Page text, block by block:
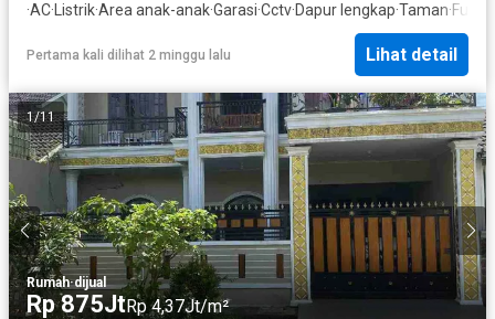
·AC· Listrik·Area anak-anak·Garasi·Cctv·Dapur lengkap·Taman·Fully
Pertama kali dilihat 2 minggu lalu Lihat detail
1/11
Rumah·dijual
Rp 875JtRp 4,37Jt/m²